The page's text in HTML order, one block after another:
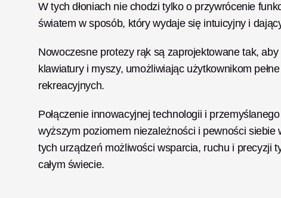
W tych dłoniach nie chodzi tylko o przywrócenie
światem w sposób, który wydaje się intuicyjny i
Nowoczesne protezy rąk są zaprojektowane tak,
klawiatury i myszy, umożliwiając użytkownikom
rekreacyjnych.
Połączenie innowacyjnej technologii i
wyższym poziomem niezależności i pewności
tych urządzeń możliwości wsparcia, ruchu i precyzji
całym świecie.